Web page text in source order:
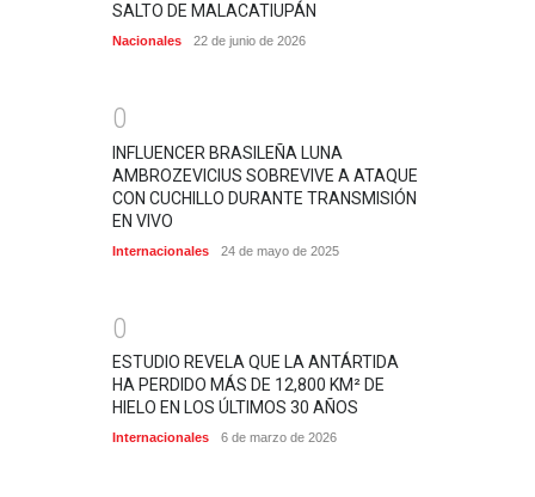
SALTO DE MALACATIUPÁN
Nacionales 22 de junio de 2026
0
INFLUENCER BRASILEÑA LUNA
AMBROZEVICIUS SOBREVIVE A ATAQUE
CON CUCHILLO DURANTE TRANSMISIÓN
EN VIVO
Internacionales 24 de mayo de 2025
0
ESTUDIO REVELA QUE LA ANTÁRTIDA
HA PERDIDO MÁS DE 12,800 KM² DE
HIELO EN LOS ÚLTIMOS 30 AÑOS
Internacionales 6 de marzo de 2026